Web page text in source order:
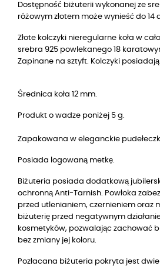
Dostępność biżuterii wykonanej ze
różowym złotem może wynieść do 14
Złote kolczyki nieregularne koła w
srebra 925 powlekanego 18
Zapinane na sztyft. Kolczyki
Średnica koła 12 mm.
Produkt o wadze poniżej 5 g.
Zapakowana w eleganckie
Posiada logowaną metkę.
Biżuteria posiada dodatkową
ochronną Anti-Tarnish. Powłoka
przed utlenianiem, czernieniem oraz
biżuterię przed negatywnym
kosmetyków, pozwalając zachować
bez zmiany jej koloru.
Pozłacana biżuteria pokryta jest